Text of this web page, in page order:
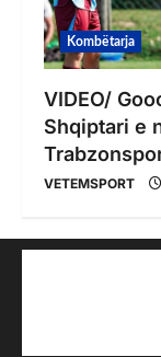
Kombëtarja
VIDEO/
Shqiptari e
VETEMSPORT